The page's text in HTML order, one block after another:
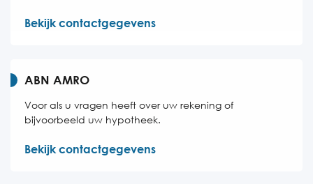
Bekijk contactgegevens
ABN AMRO
Voor als u vragen heeft over uw rekening of
bijvoorbeeld uw hypotheek.
Bekijk contactgegevens